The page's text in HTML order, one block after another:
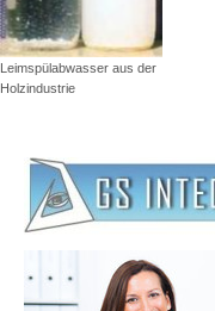
Leimspülabwasser aus der
Holzindustrie